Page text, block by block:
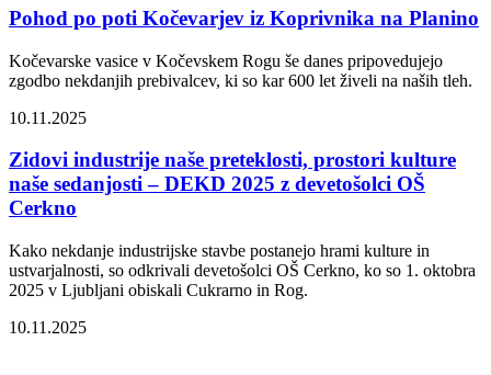
Pohod po poti Kočevarjev iz Koprivnika na Planino
Kočevarske vasice v Kočevskem Rogu še danes pripovedujejo
zgodbo nekdanjih prebivalcev, ki so kar 600 let živeli na naših tleh.
10.11.2025
Zidovi industrije naše preteklosti, prostori kulture
naše sedanjosti – DEKD 2025 z devetošolci OŠ
Cerkno
Kako nekdanje industrijske stavbe postanejo hrami kulture in
ustvarjalnosti, so odkrivali devetošolci OŠ Cerkno, ko so 1. oktobra
2025 v Ljubljani obiskali Cukrarno in Rog.
10.11.2025